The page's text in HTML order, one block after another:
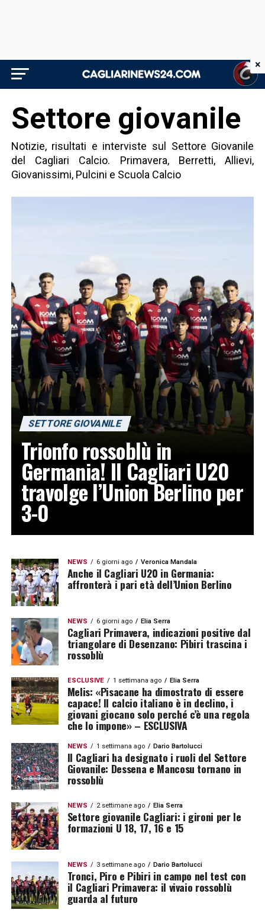
Settore giovanile
Notizie, risultati e interviste sul Settore Giovanile
del Cagliari Calcio. Primavera, Berretti, Allievi,
Giovanissimi, Pulcini e Scuola Calcio
SETTORE GIOVANILE
Trionfo rossoblù in
Germania! Il Cagliari U20
travolge l’Union Berlino per
3-0
NEWS 6 giorni ago Veronica Mandala
Anche il Cagliari U20 in Germania:
affronterà i pari età dell’Union Berlino
NEWS 6 giorni ago Elia Serra
Cagliari Primavera, indicazioni positive dal
triangolare di Desenzano: Pibiri trascina i
rossoblù
ESCLUSIVE 1 settimana ago Elia Serra
Melis: «Pisacane ha dimostrato di essere
capace! Il calcio italiano è in declino, i
giovani giocano solo perché c’è una regola
che lo impone» – ESCLUSIVA
NEWS 1 settimana ago Dario Bartolucci
Il Cagliari ha designato i ruoli del Settore
Giovanile: Dessena e Mancosu tornano in
rossoblù
NEWS 2 settimane ago Elia Serra
Settore giovanile Cagliari: i gironi per le
formazioni U 18, 17, 16 e 15
NEWS 3 settimane ago Dario Bartolucci
Tronci, Piro e Pibiri in campo nel test con
il Cagliari Primavera: il vivaio rossoblù
guarda al futuro
×